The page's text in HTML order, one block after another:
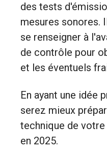
des tests
mesures sonores.
se renseigner à
de contrôle pour
et les éventuels
En ayant une idée
serez mieux
technique de
en 2025.